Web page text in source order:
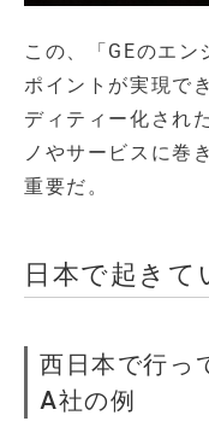
この、「GEのエン
ポイントが実現で
ディティー化され
ノやサービスに巻
重要だ。
日本で起き
西日本で行っ
A社の例